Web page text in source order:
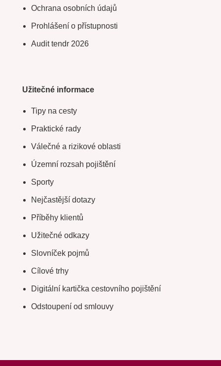
Ochrana osobních údajů
Prohlášení o přístupnosti
Audit tendr 2026
Užitečné informace
Tipy na cesty
Praktické rady
Válečné a rizikové oblasti
Územní rozsah pojištění
Sporty
Nejčastější dotazy
Příběhy klientů
Užitečné odkazy
Slovníček pojmů
Cílové trhy
Digitální kartička cestovního pojištění
Odstoupení od smlouvy